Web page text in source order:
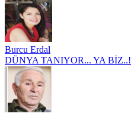
Burcu Erdal
DÜNYA TANIYOR... YA BİZ..!